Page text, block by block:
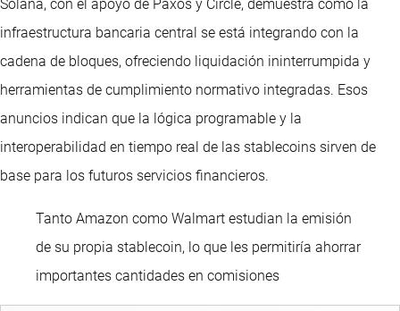
Solana, con el apoyo de Paxos y Circle, demuestra cómo la
infraestructura bancaria central se está integrando con la
cadena de bloques, ofreciendo liquidación ininterrumpida y
herramientas de cumplimiento normativo integradas. Esos
anuncios indican que la lógica programable y la
interoperabilidad en tiempo real de las stablecoins sirven de
base para los futuros servicios financieros.
Tanto Amazon como Walmart estudian la emisión
de su propia stablecoin, lo que les permitiría ahorrar
importantes cantidades en comisiones